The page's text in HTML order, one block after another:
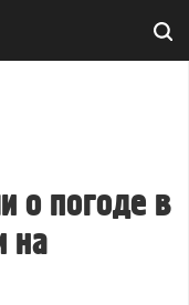
о погоде в
на